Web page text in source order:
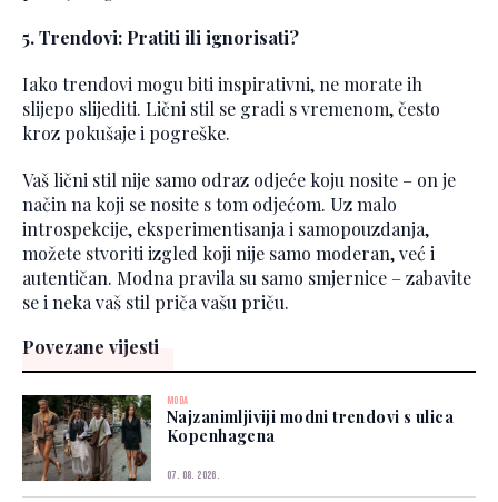
5. Trendovi: Pratiti ili ignorisati?
Iako trendovi mogu biti inspirativni, ne morate ih
slijepo slijediti. Lični stil se gradi s vremenom, često
kroz pokušaje i pogreške.
Vaš lični stil nije samo odraz odjeće koju nosite – on je
način na koji se nosite s tom odjećom. Uz malo
introspekcije, eksperimentisanja i samopouzdanja,
možete stvoriti izgled koji nije samo moderan, već i
autentičan. Modna pravila su samo smjernice – zabavite
se i neka vaš stil priča vašu priču.
Povezane vijesti
MODA
Najzanimljiviji modni trendovi s ulica
Kopenhagena
07. 08. 2026.